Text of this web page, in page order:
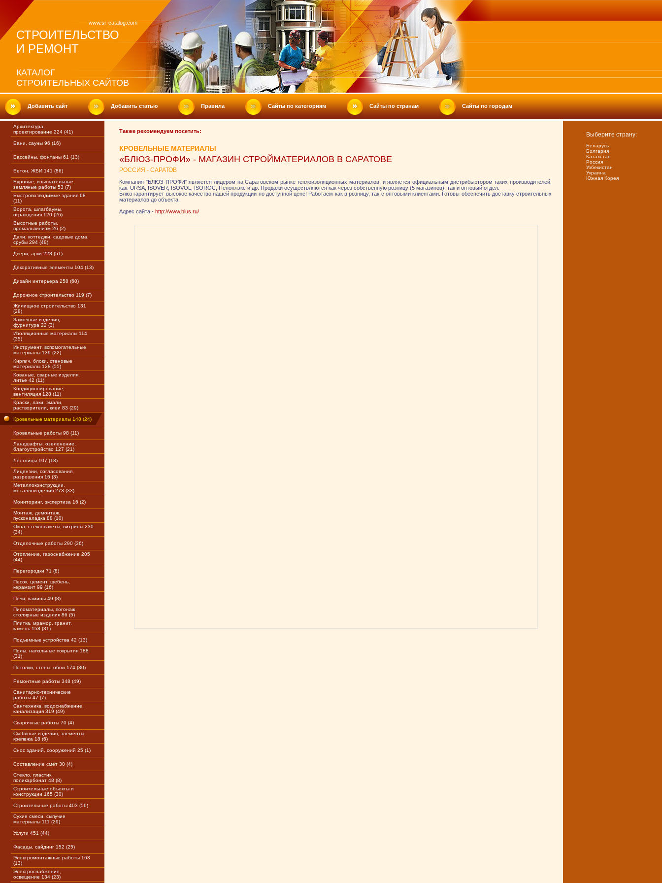
www.sr-catalog.com
СТРОИТЕЛЬСТВО
И РЕМОНТ
КАТАЛОГ
СТРОИТЕЛЬНЫХ САЙТОВ
Добавить сайт Добавить статью Правила Сайты по категориям Сайты по странам Сайты по городам
Архитектура,
проектирование 224 (41)
Бани, сауны 96 (16)
Бассейны, фонтаны 61 (13)
Бетон, ЖБИ 141 (86)
Буровые, изыскательные,
земляные работы 53 (7)
Быстровозводимые здания 68
(11)
Ворота, шлагбаумы,
ограждения 120 (26)
Высотные работы,
промальпинизм 26 (2)
Дачи, коттеджи, садовые дома,
срубы 294 (48)
Двери, арки 228 (51)
Декоративные элементы 104 (13)
Дизайн интерьера 258 (60)
Дорожное строительство 119 (7)
Жилищное строительство 131
(28)
Замочные изделия,
фурнитура 22 (3)
Изоляционные материалы 114
(35)
Инструмент, вспомогательные
материалы 139 (22)
Кирпич, блоки, стеновые
материалы 128 (55)
Кованые, сварные изделия,
литье 42 (11)
Кондиционирование,
вентиляция 128 (11)
Краски, лаки, эмали,
растворители, клеи 83 (29)
Кровельные материалы 148 (24)
Кровельные работы 98 (11)
Ландшафты, озеленение,
благоустройство 127 (21)
Лестницы 107 (18)
Лицензии, согласования,
разрешения 16 (3)
Металлоконструкции,
металлоизделия 273 (33)
Мониторинг, экспертиза 16 (2)
Монтаж, демонтаж,
пусконаладка 88 (10)
Окна, стеклопакеты, витрины 230
(34)
Отделочные работы 290 (36)
Отопление, газоснабжение 205
(44)
Перегородки 71 (8)
Песок, цемент, щебень,
керамзит 99 (16)
Печи, камины 49 (8)
Пиломатериалы, погонаж,
столярные изделия 86 (5)
Плитка, мрамор, гранит,
камень 158 (31)
Подъемные устройства 42 (13)
Полы, напольные покрытия 188
(31)
Потолки, стены, обои 174 (30)
Ремонтные работы 348 (49)
Санитарно-технические
работы 47 (7)
Сантехника, водоснабжение,
канализация 319 (49)
Сварочные работы 70 (4)
Скобяные изделия, элементы
крепежа 18 (6)
Снос зданий, сооружений 25 (1)
Составление смет 30 (4)
Стекло, пластик,
поликарбонат 48 (8)
Строительные объекты и
конструкции 165 (30)
Строительные работы 403 (56)
Сухие смеси, сыпучие
материалы 111 (29)
Услуги 451 (44)
Фасады, сайдинг 152 (25)
Электромонтажные работы 163
(13)
Электроснабжение,
освещение 134 (23)
Также рекомендуем посетить:
КРОВЕЛЬНЫЕ МАТЕРИАЛЫ
«БЛЮЗ-ПРОФИ» - МАГАЗИН СТРОЙМАТЕРИАЛОВ В САРАТОВЕ
РОССИЯ - САРАТОВ
Компания "БЛЮЗ-ПРОФИ" является лидером на Саратовском рынке теплоизоляционных материалов, и является официальным дистрибьютором таких производителей,
как: URSA, ISOVER, ISOVOL, ISOROC, Пеноплэкс и др. Продажи осуществляются как через собственную розницу (5 магазинов), так и оптовый отдел.
Блюз гарантирует высокое качество нашей продукции по доступной цене! Работаем как в розницу, так с оптовыми клиентами. Готовы обеспечить доставку строительных
материалов до объекта.
Адрес сайта - http://www.blus.ru/
Выберите страну:
Беларусь
Болгария
Казахстан
Россия
Узбекистан
Украина
Южная Корея